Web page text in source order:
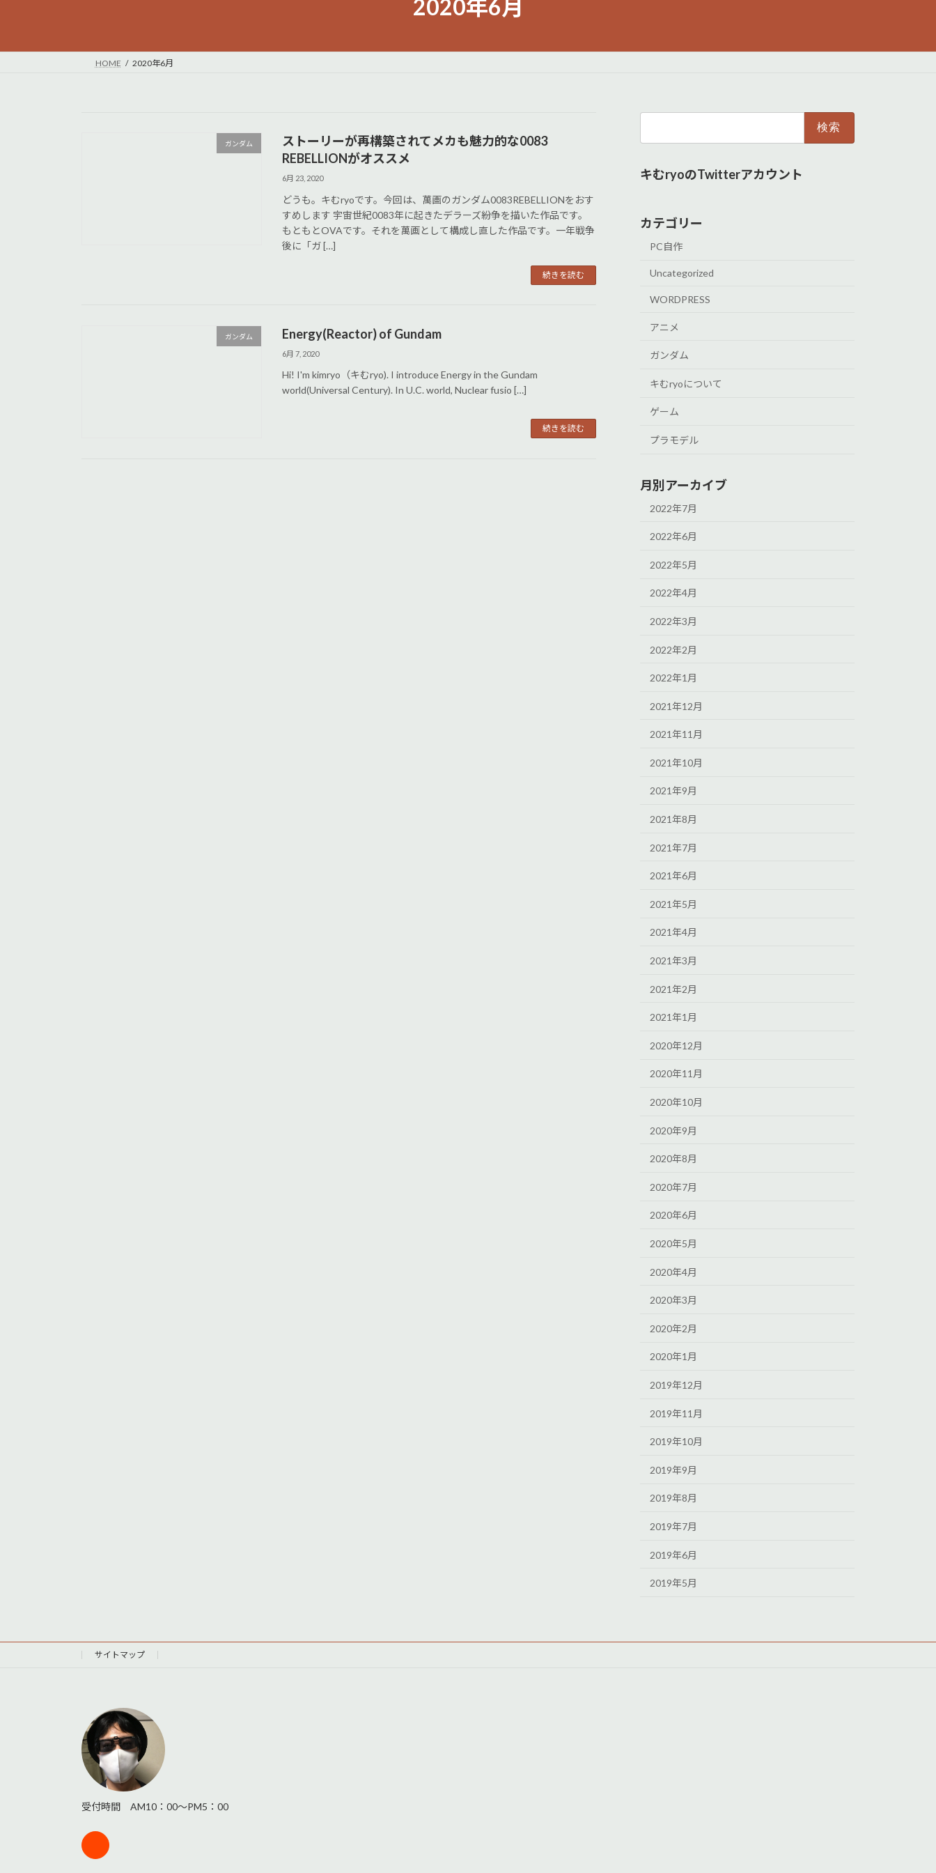
2020年6月
HOME 2020年6月
ガンダム
ストーリーが再構築されてメカも魅力的な0083
REBELLIONがオススメ
6月 23, 2020
どうも。キむryoです。今回は、萬画のガンダム0083REBELLIONをおす
すめします 宇宙世紀0083年に起きたデラーズ紛争を描いた作品です。
もともとOVAです。それを萬画として構成し直した作品です。一年戦争
後に「ガ […]
続きを読む
ガンダム Energy(Reactor) of Gundam
6月 7, 2020
Hi! I'm kimryo（キむryo). I introduce Energy in the Gundam
world(Universal Century). In U.C. world, Nuclear fusio […]
続きを読む
キむryoのTwitterアカウント
カテゴリー
PC自作
Uncategorized
WORDPRESS
アニメ
ガンダム
キむryoについて
ゲーム
プラモデル
月別アーカイブ
2022年7月
2022年6月
2022年5月
2022年4月
2022年3月
2022年2月
2022年1月
2021年12月
2021年11月
2021年10月
2021年9月
2021年8月
2021年7月
2021年6月
2021年5月
2021年4月
2021年3月
2021年2月
2021年1月
2020年12月
2020年11月
2020年10月
2020年9月
2020年8月
2020年7月
2020年6月
2020年5月
2020年4月
2020年3月
2020年2月
2020年1月
2019年12月
2019年11月
2019年10月
2019年9月
2019年8月
2019年7月
2019年6月
2019年5月
サイトマップ
受付時間 AM10：00～PM5：00